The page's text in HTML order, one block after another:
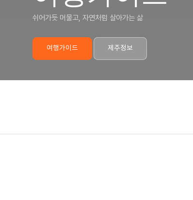
쉬어가듯 머물고, 자연처럼 살아가는 삶
여행가이드 제주정보